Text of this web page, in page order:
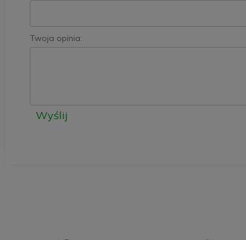
Twoja opinia:
Wyślij